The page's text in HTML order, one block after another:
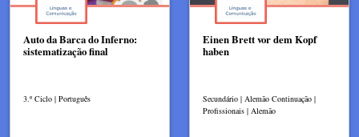
Auto da Barca do Inferno:
sistematização final
3.º Ciclo | Português
Einen Brett vor dem Kopf
haben
Secundário | Alemão Continuação |
Profissionais | Alemão